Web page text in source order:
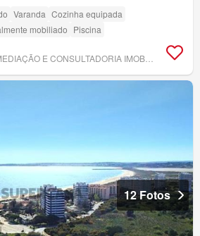
Varanda Cozinha equipada
mobiliado Piscina
12 Fotos